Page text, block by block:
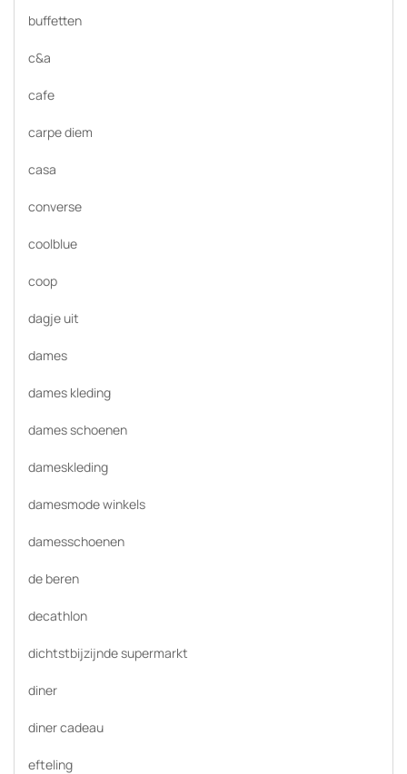
buffetten
c&a
cafe
carpe diem
casa
converse
coolblue
coop
dagje uit
dames
dames kleding
dames schoenen
dameskleding
damesmode winkels
damesschoenen
de beren
decathlon
dichtstbijzijnde supermarkt
diner
diner cadeau
efteling